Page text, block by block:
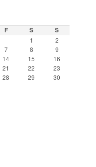
F S S
1
2
7 8
9
14 15
16
21 22
23
28 29
30